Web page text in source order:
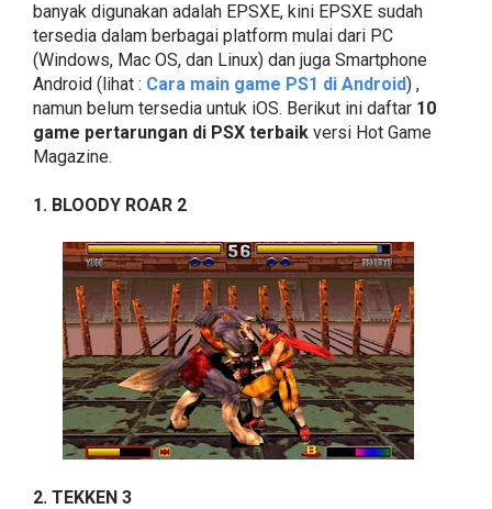
banyak digunakan adalah EPSXE, kini EPSXE sudah
tersedia dalam berbagai platform mulai dari PC
(Windows, Mac OS, dan Linux) dan juga Smartphone
Android (lihat : Cara main game PS1 di Android) ,
namun belum tersedia untuk iOS. Berikut ini daftar 10
game pertarungan di PSX terbaik versi Hot Game
Magazine.
1. BLOODY ROAR 2
2. TEKKEN 3